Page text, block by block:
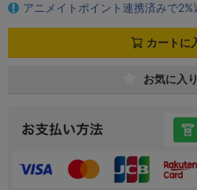
アニメイトポイント連携済みで2%
カートに
お気に入